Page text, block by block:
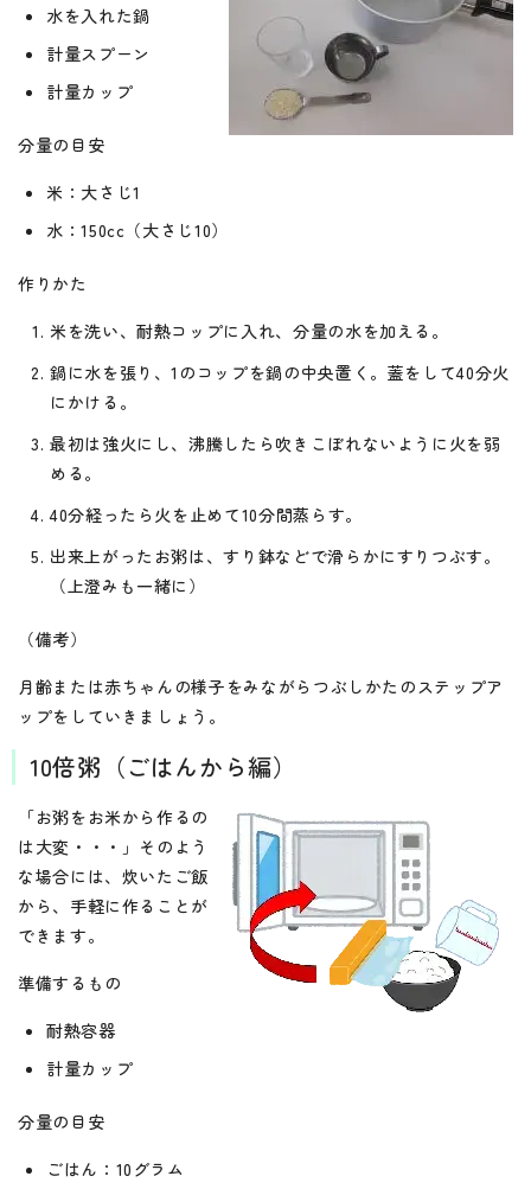
水を入れた鍋
計量スプーン
計量カップ
分量の目安
米：大さじ1
水：150cc（大さじ10）
作りかた
米を洗い、耐熱コップに入れ、分量の水を加える。
鍋に水を張り、1のコップを鍋の中央置く。蓋をして40分火
にかける。
最初は強火にし、沸騰したら吹きこぼれないように火を弱
める。
40分経ったら火を止めて10分間蒸らす。
出来上がったお粥は、すり鉢などで滑らかにすりつぶす。
（上澄みも一緒に）
（備考）
月齢または赤ちゃんの様子をみながらつぶしかたのステップア
ップをしていきましょう。
10倍粥（ごはんから編）
「お粥をお米から作るの
は大変・・・」そのよう
な場合には、炊いたご飯
から、手軽に作ることが
できます。
準備するもの
耐熱容器
計量カップ
分量の目安
ごはん：10グラム